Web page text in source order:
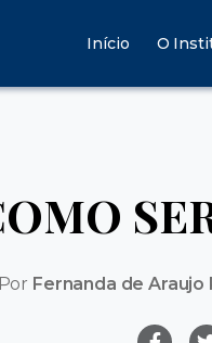
Início O
Por Fernanda de Araujo